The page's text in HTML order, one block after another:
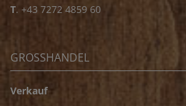
T. +43 7272 4859 60
GROSSHANDEL
Verkauf